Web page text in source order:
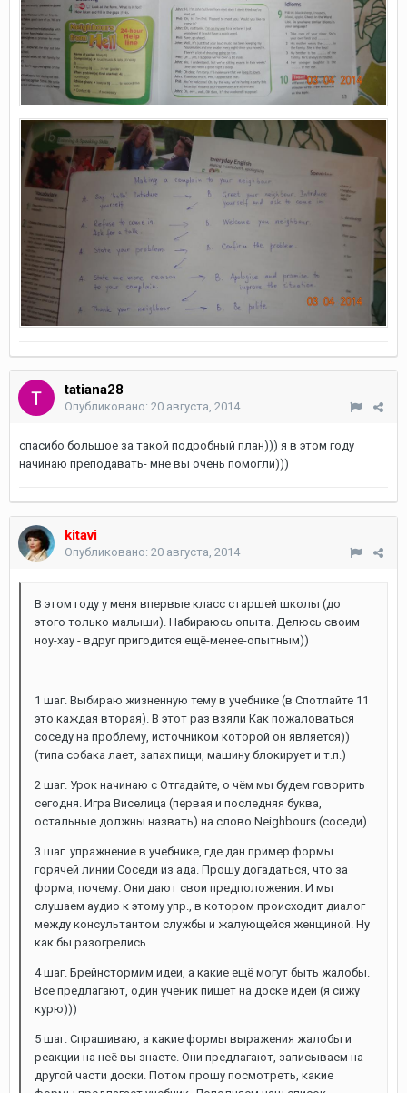
tatiana28
Опубликовано: 20 августа, 2014
спасибо большое за такой подробный план))) я в этом году
начинаю преподавать- мне вы очень помогли)))
kitavi
Опубликовано: 20 августа, 2014
В этом году у меня впервые класс старшей школы (до
этого только малыши). Набираюсь опыта. Делюсь своим
ноу-хау - вдруг пригодится ещё-менее-опытным))
1 шаг. Выбираю жизненную тему в учебнике (в Спотлайте 11
это каждая вторая). В этот раз взяли Как пожаловаться
соседу на проблему, источником которой он является))
(типа собака лает, запах пищи, машину блокирует и т.п.)
2 шаг. Урок начинаю c Отгадайте, о чём мы будем говорить
сегодня. Игра Виселица (первая и последняя буква,
остальные должны назвать) на слово Neighbours (соседи).
3 шаг. упражнение в учебнике, где дан пример формы
горячей линии Соседи из ада. Прошу догадаться, что за
форма, почему. Они дают свои предположения. И мы
слушаем аудио к этому упр., в котором происходит диалог
между консультантом службы и жалующейся женщиной. Ну
как бы разогрелись.
4 шаг. Брейнстормим идеи, а какие ещё могут быть жалобы.
Все предлагают, один ученик пишет на доске идеи (я сижу
курю)))
5 шаг. Спрашиваю, а какие формы выражения жалобы и
реакции на неё вы знаете. Они предлагают, записываем на
другой части доски. Потом прошу посмотреть, какие